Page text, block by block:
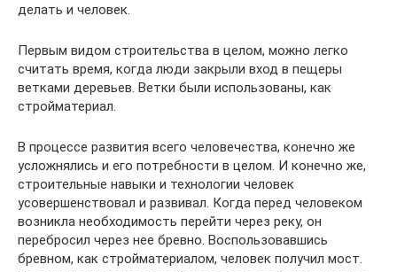
делать и человек.
Первым видом строительства в целом, можно легко
считать время, когда люди закрыли вход в пещеры
ветками деревьев. Ветки были использованы, как
стройматериал.
В процессе развития всего человечества, конечно же
усложнялись и его потребности в целом. И конечно же,
строительные навыки и технологии человек
усовершенствовал и развивал. Когда перед человеком
возникла необходимость перейти через реку, он
перебросил через нее бревно. Воспользовавшись
бревном, как стройматериалом, человек получил мост.